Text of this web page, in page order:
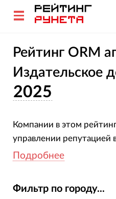
Рейтинг ORM
Издательское
2025
Компании в этом
управлении репутацией
дела и печати. Все
отраслевой экспертизы
Подробнее
Фильтр по городу...